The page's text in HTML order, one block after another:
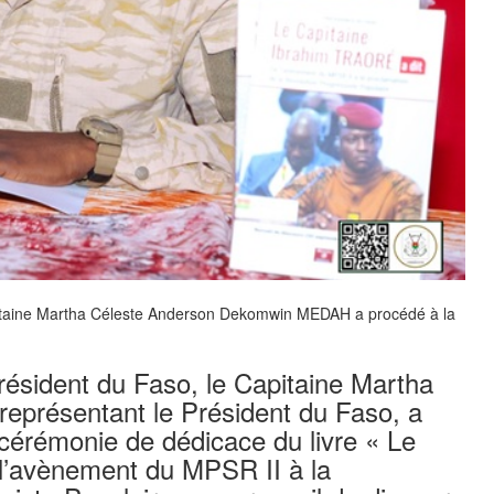
Martha Céleste Anderson Dekomwin MEDAH a procédé à la
du Faso, le Capitaine Martha
le Président du Faso, a
de dédicace du livre « Le
du MPSR II à la